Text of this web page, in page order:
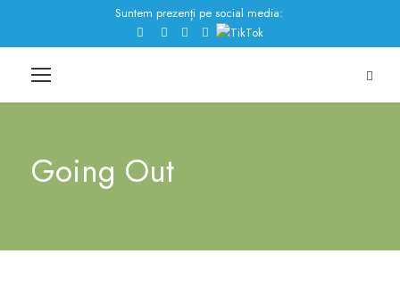
Suntem prezenți pe social media:
Going Out